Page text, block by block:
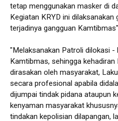
tetap menggunakan masker di
Kegiatan KRYD ini dilaksanakan
terjadinya gangguan
"Melaksanakan Patroli dilokasi -
Kamtibmas, sehingga
dirasakan oleh masyarakat,
secara profesional apabila
dijumpai tindak pidana ataupun
kenyaman masyarakat
tindakan kepolisian dilapangan,